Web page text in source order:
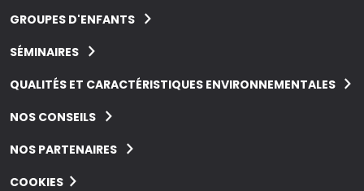
GROUPES D'ENFANTS
SÉMINAIRES
QUALITÉS ET CARACTÉRISTIQUES ENVIRONNEMENTALES
NOS CONSEILS
NOS PARTENAIRES
COOKIES